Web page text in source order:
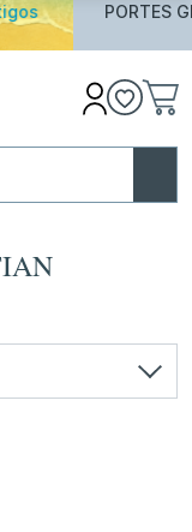
encomendas acima
Continental